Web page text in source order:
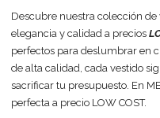
Descubre nuestra colección
elegancia y calidad a precios
perfectos para deslumbrar en
de alta calidad, cada vestido
sacrificar tu presupuesto. En
perfecta a precio LOW COST.